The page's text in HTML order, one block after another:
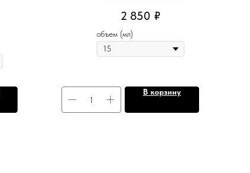
2 850 ₽
объем (мл)
В корзину